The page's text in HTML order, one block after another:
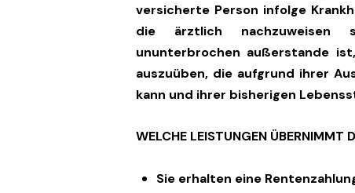
versicherte Person infolge
die ärztlich nachzuweisen
ununterbrochen außerstande
auszuüben, die aufgrund ihrer
kann und ihrer bisherigen
WELCHE LEISTUNGEN ÜBERNIMMT
Sie erhalten eine